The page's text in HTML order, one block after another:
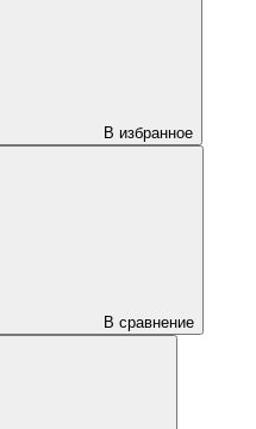
В избранное
В сравнение